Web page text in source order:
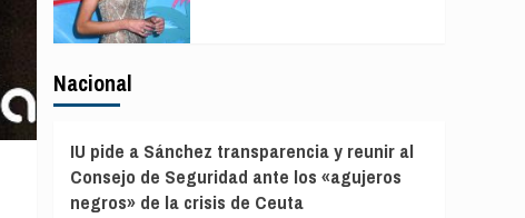
Nacional
IU pide a Sánchez transparencia y reunir al
Consejo de Seguridad ante los «agujeros
negros» de la crisis de Ceuta